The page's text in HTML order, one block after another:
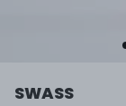
SWASS